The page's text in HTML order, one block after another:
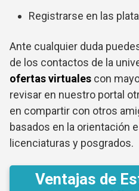
Registrarse en las
Ante cualquier duda
de los contactos de la
ofertas virtuales con
revisar en nuestro portal
en compartir con otros
basados en la orientación
licenciaturas y posgrados.
Ventajas de